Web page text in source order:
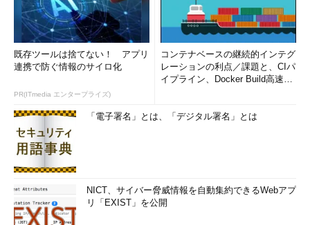
データセキ
ュリティ
データの不整合・漏洩・改ざん等の脅威に
対応するため、暗号化・メッセージ認証の
利用や、アクセス制限・監視を行う
システムセ
キュリティ
情報システムのシステム障害、不正使用、
論理的破壊（ウイルス感染など）といった
脅威へ、OSのレイヤで対策を行う
ネットワー
セキュリテ
ィ
ネットワーク障害、盗聴、なりすまし、不
イアウォール・IDSの導入等を行う
アプリケー
セキュリテ
設備の信頼
性
情報システムの様々な構成を冗長化し信頼
既存ツールは捨てない！ アプリ
連携で防ぐ情報のサイロ化
PR(ITmedia エンタープライズ)
コンテナベースの継続的インテグ
レーションの利点／課題と、CIパ
イプライン、Docker Build高速化
「電子署名」とは、「デジタル署名」とは
NICT、サイバー脅威情報を自動集約できるWebアプ
リ「EXIST」を公開